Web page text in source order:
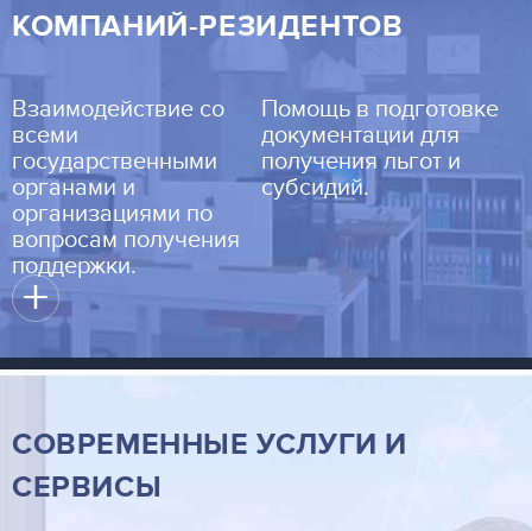
КОМПАНИЙ-РЕЗИДЕНТОВ
Взаимодействие со
всеми
государственными
органами и
организациями по
вопросам получения
поддержки.
Помощь в подготовке
документации для
получения льгот и
субсидий.
+
СОВРЕМЕННЫЕ УСЛУГИ И
СЕРВИСЫ